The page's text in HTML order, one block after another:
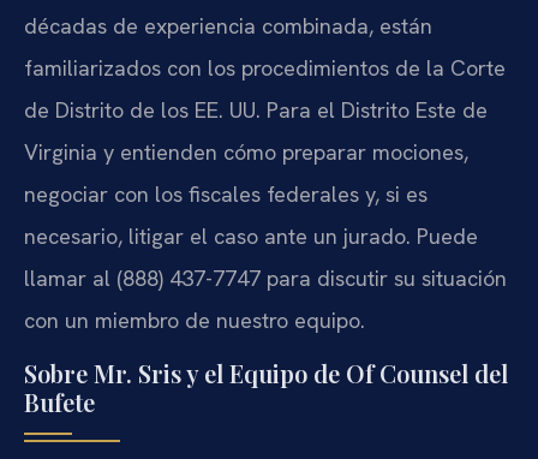
décadas de experiencia combinada, están
familiarizados con los procedimientos de la Corte
de Distrito de los EE. UU. Para el Distrito Este de
Virginia y entienden cómo preparar mociones,
negociar con los fiscales federales y, si es
necesario, litigar el caso ante un jurado. Puede
llamar al (888) 437-7747 para discutir su situación
con un miembro de nuestro equipo.
Sobre Mr. Sris y el Equipo de Of Counsel del
Bufete